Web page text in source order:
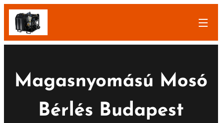
Magasnyomású Mosó
Bérlés Budapest